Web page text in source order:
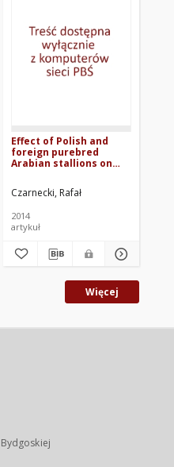
Effect of Polish and
foreign purebred
Arabian stallions on
their progeny
participating in shows
Czarnecki, Rafał
2014
artykuł
Więcej